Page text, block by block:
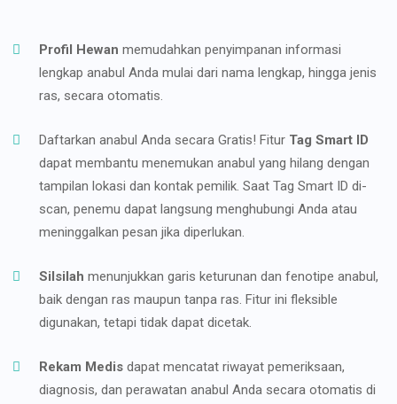
Profil Hewan memudahkan penyimpanan informasi
lengkap anabul Anda mulai dari nama lengkap, hingga jenis
ras, secara otomatis.
Daftarkan anabul Anda secara Gratis! Fitur Tag Smart ID
dapat membantu menemukan anabul yang hilang dengan
tampilan lokasi dan kontak pemilik. Saat Tag Smart ID di-
scan, penemu dapat langsung menghubungi Anda atau
meninggalkan pesan jika diperlukan.
Silsilah menunjukkan garis keturunan dan fenotipe anabul,
baik dengan ras maupun tanpa ras. Fitur ini fleksible
digunakan, tetapi tidak dapat dicetak.
Rekam Medis dapat mencatat riwayat pemeriksaan,
diagnosis, dan perawatan anabul Anda secara otomatis di